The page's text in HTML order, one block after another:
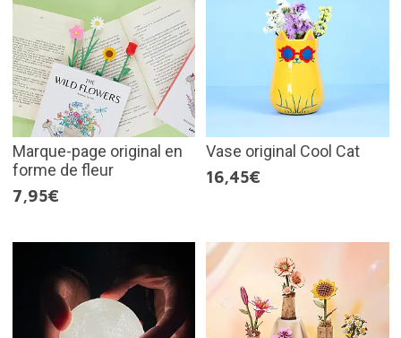
Marque-page original en
forme de fleur
7,95€
Vase original Cool Cat
16,45€